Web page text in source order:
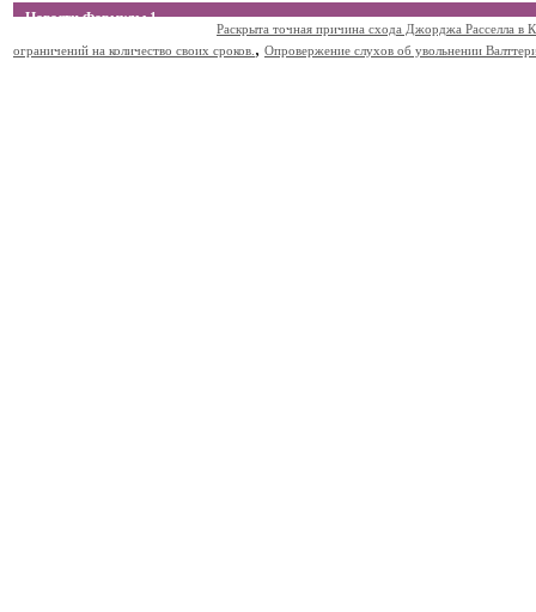
Новости Формулы 1
Раскрыта точная причина схода Джорджа Расселла в
ограничений на количество своих сроков. , Опровержение слухов об увольнении